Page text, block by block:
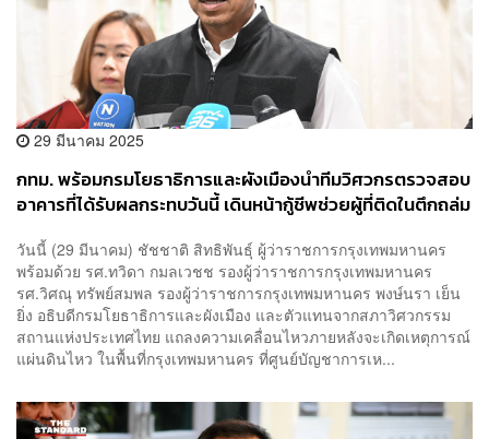
29 มีนาคม 2025
กทม. พร้อมกรมโยธาธิการและผังเมืองนำทีมวิศวกรตรวจสอบ
อาคารที่ได้รับผลกระทบวันนี้ เดินหน้ากู้ชีพช่วยผู้ที่ติดในตึกถล่ม
วันนี้ (29 มีนาคม) ชัชชาติ สิทธิพันธุ์ ผู้ว่าราชการกรุงเทพมหานคร
พร้อมด้วย รศ.ทวิดา กมลเวชช รองผู้ว่าราชการกรุงเทพมหานคร
รศ.วิศณุ ทรัพย์สมพล รองผู้ว่าราชการกรุงเทพมหานคร พงษ์นรา เย็น
ยิ่ง อธิบดีกรมโยธาธิการและผังเมือง และตัวแทนจากสภาวิศวกรรม
สถานแห่งประเทศไทย แถลงความเคลื่อนไหวภายหลังจะเกิดเหตุการณ์
แผ่นดินไหว ในพื้นที่กรุงเทพมหานคร ที่ศูนย์บัญชาการเห...